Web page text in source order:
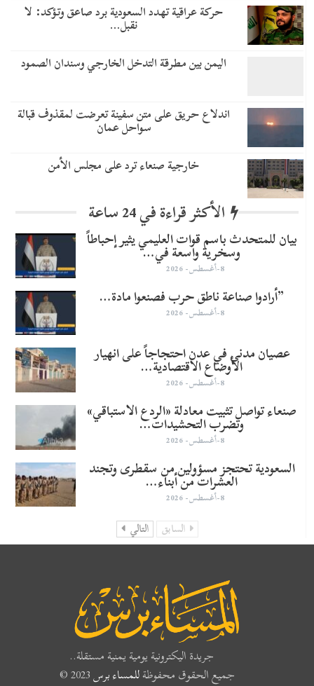
حركة عراقية تهدد السعودية برد صاعق وتؤكد: لا
نقبل…
اليمن بين مطرقة التدخل الخارجي وسندان الصمود
اندلاع حريق على متن سفينة تعرضت لمقذوف قبالة
سواحل عمان
خارجية صنعاء ترد على مجلس الأمن
الأكثر قراءة في 24 ساعة
بيان للمتحدث باسم قوات العليمي يثير إحباطاً
وسخرية واسعة في…
8-أغسطس- 2026
​”أرادوا صناعة ناطق حرب فصنعوا مادة…
8-أغسطس- 2026
عصيان مدني في عدن احتجاجاً على انهيار
الأوضاع الاقتصادية…
8-أغسطس- 2026
صنعاء تواصل تثبيت معادلة «الردع الاستباقي»
وتضرب التحشيدات…
8-أغسطس- 2026
السعودية تحتجز مسؤولين من سقطرى وتجند
العشرات من أبناء…
8-أغسطس- 2026
السابق التالي
جريدة اليكترونية يومية يمنية مستقلة..
جميع الحقوق محفوظةللمساء برس